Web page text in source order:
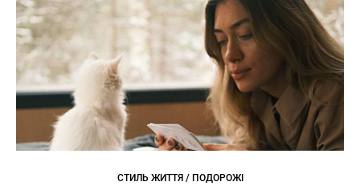
СТИЛЬ ЖИТТЯ / ПОДОРОЖІ